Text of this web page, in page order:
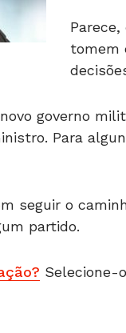
tomem
governo
Para
seguir o
partido.
Selecione-